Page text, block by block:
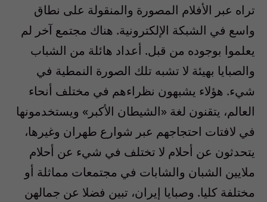
تراه عبر الأفلام المصورة والمنقولة على نطاق
واسع في الشبكة الإلكترونية. هناك مجتمع آخر لم
يعلموا بوجوده من قبل. أعداد هائلة من الشباب
والصبايا بهيئة لا تشبه تلك الصورة النمطية في
شيء. هؤلاء يشبهون نظراءهم في مختلف أنحاء
العالم، يتقنون لغة «الشيطان الأكبر» ويستخدمونها
في لافتات احتجاجهم عبر شوارع طهران وغيرها،
يتحدثون عن أحلام لا تختلف في شيء عن أحلام
ملايين الشبان والشابات في مجتمعات مماثلة أو
مختلفة كليا. وصبايا إيران، تبين فضلا عن جمالهن